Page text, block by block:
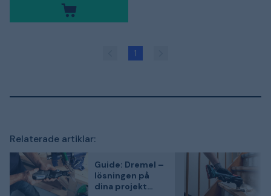
1
Relaterade artiklar:
Guide: Dremel –
lösningen på
dina projekt